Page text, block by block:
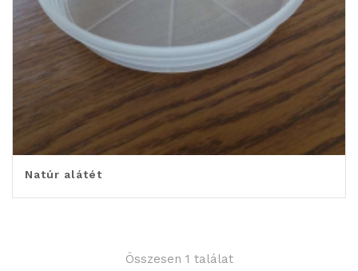
Natúr alátét
Összesen 1 találat